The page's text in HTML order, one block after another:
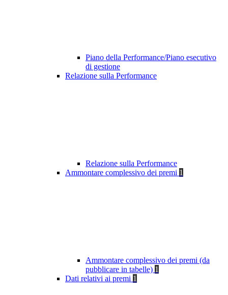
Piano della Performance/Piano esecutivo
di gestione
Relazione sulla Performance
Relazione sulla Performance
Ammontare complessivo dei premi 1
Ammontare complessivo dei premi (da
pubblicare in tabelle) 1
Dati relativi ai premi 1